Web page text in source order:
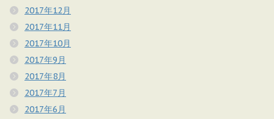
2017年12月
2017年11月
2017年10月
2017年9月
2017年8月
2017年7月
2017年6月